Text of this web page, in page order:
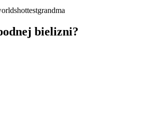
bielizni?